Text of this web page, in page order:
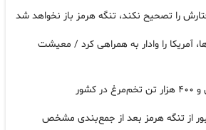
را تصحیح نکند، تنگه هرمز باز نخواهد شد
آمریکا را وادار به همراهی کرد / معیشت
از تنگه هرمز بعد از جمع‌بندی مشخص